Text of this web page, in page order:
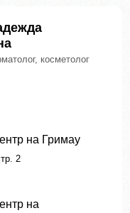
косметолог
на Гримау
2
на